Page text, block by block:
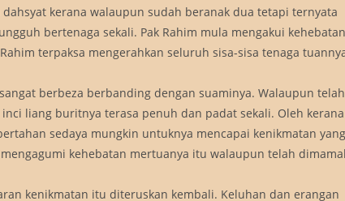
kerana walaupun sudah beranak dua tetapi ternyata
bertenaga sekali. Pak Rahim mula mengakui kehebatan
terpaksa mengerahkan seluruh sisa-sisa tenaga
berbeza berbanding dengan suaminya. Walaupun telah
liang buritnya terasa penuh dan padat sekali. Oleh kerana
sedaya mungkin untuknya mencapai kenikmatan yang
kehebatan mertuanya itu walaupun telah
kenikmatan itu diteruskan kembali. Keluhan dan erangan